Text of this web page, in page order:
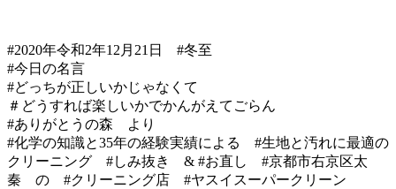
#2020年令和2年12月21日 #冬至
#今日の名言
#どっちが正しいかじゃなくて
＃どうすれば楽しいかでかんがえてごらん
#ありがとうの森 より
#化学の知識と35年の経験実績による #生地と汚れに最適の
クリーニング #しみ抜き & #お直し #京都市右京区太
秦 の #クリーニング店 #ヤスイスーパークリーン